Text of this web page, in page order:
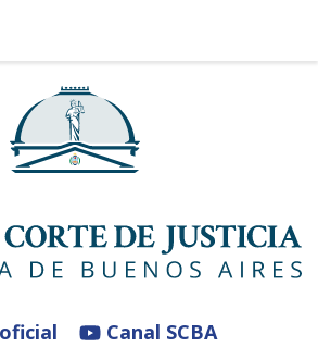
Canal SCBA